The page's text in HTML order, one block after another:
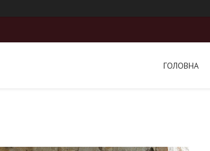
ГОЛОВНА